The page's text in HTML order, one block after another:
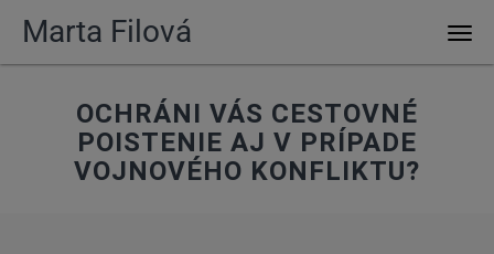
Marta Filová
OCHRÁNI VÁS CESTOVNÉ
POISTENIE AJ V PRÍPADE
VOJNOVÉHO KONFLIKTU?